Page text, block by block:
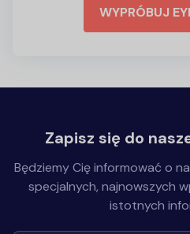
WYPRÓBUJ
Zapisz się do
Będziemy Cię informować o
specjalnych, najnowszych
istotnych